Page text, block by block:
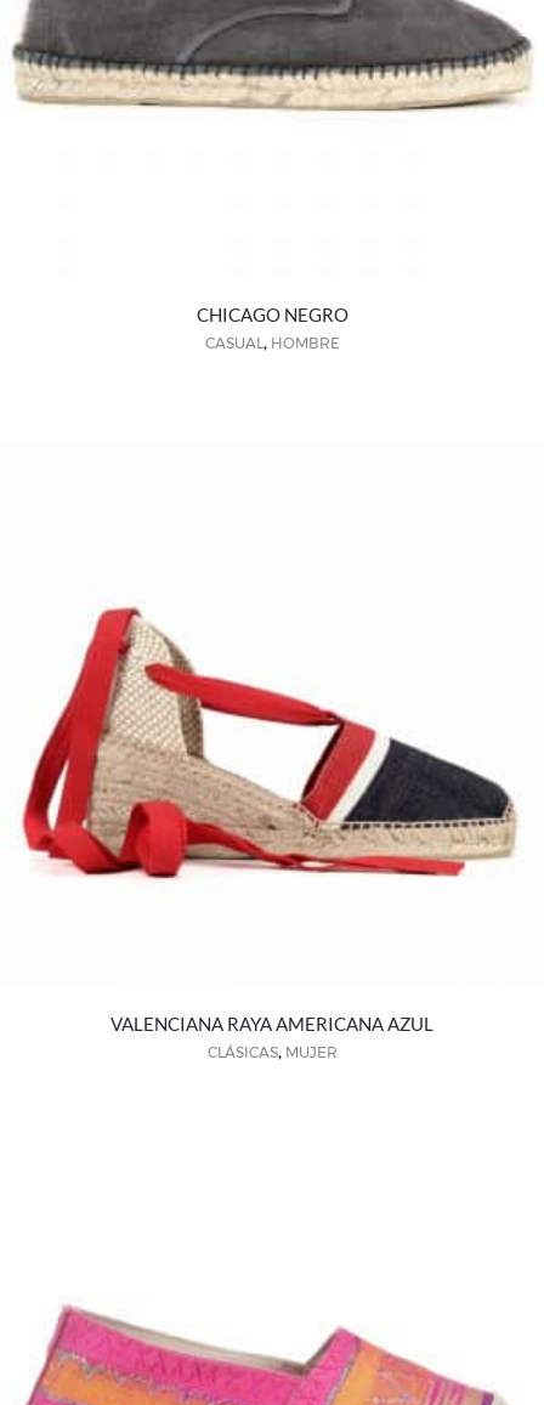
CHICAGO NEGRO
CASUAL, HOMBRE
VALENCIANA RAYA AMERICANA AZUL
CLÁSICAS, MUJER